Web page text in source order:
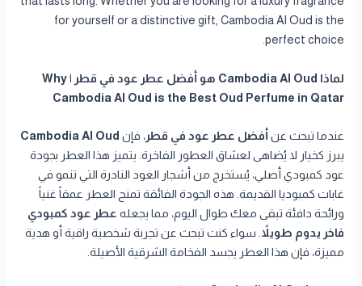
for yourself or a distinctive gift, Cambodia Al Oud is the
perfect choice.
لماذا Cambodia Al Oud هو أفضل عطر عود في قطر | Why
Cambodia Al Oud is the Best Oud Perfume in Qatar
عندما تبحث عن أفضل عطر عود في قطر، فإن Cambodia Al Oud
يبرز كخيار لا يُضاهى لعشاق العطور الفاخرة. يتميز هذا العطر بجودة
عود كمبودي أصلي، يُستخرج من أشجار العود النادرة التي تنمو في
غابات كمبوديا القديمة. هذه الجودة الفائقة تمنح العطر عمقاً غنياً
ورائحة دافئة تبقى معك طوال اليوم، مما يجعله عطر عود كمبودي
فاخر يدوم طويلاً . سواء كنت تبحث عن تجربة شخصية راقية أو هدية
مميزة، فإن هذا العطر يجسد الفخامة الشرقية الأصيلة.